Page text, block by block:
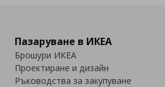
Пазаруване в ИКЕА
Брошури ИКЕА
Проектиране и дизайн
Ръководства за закупуване